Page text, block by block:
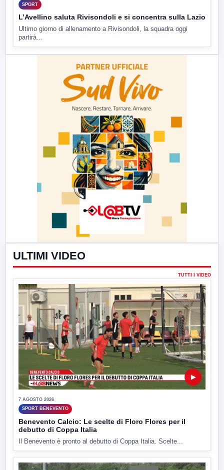
SPORT
L’Avellino saluta Rivisondoli e si concentra sulla Lazio
Ultimo giorno di allenamento a Rivisondoli, la squadra oggi
partirà...
ULTIMI VIDEO
TUTTI I VIDEO
▶
7 AGOSTO 2026
SPORT BENEVENTO
Benevento Calcio: Le scelte di Floro Flores per il
debutto di Coppa Italia
Il Benevento è pronto al debutto di Coppa Italia. Scelte...